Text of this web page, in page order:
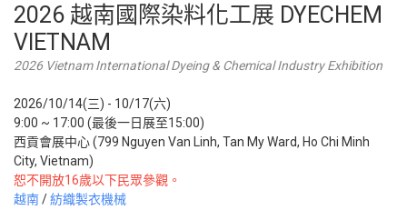
2026 越南國際染料化工展 DYECHEM
VIETNAM
2026 Vietnam International Dyeing & Chemical Industry Exhibition
2026/10/14(三) - 10/17(六)
9:00 ~ 17:00 (最後一日展至15:00)
西貢會展中心 (799 Nguyen Van Linh, Tan My Ward, Ho Chi Minh
City, Vietnam)
恕不開放16歲以下民眾參觀。
越南/紡織製衣機械